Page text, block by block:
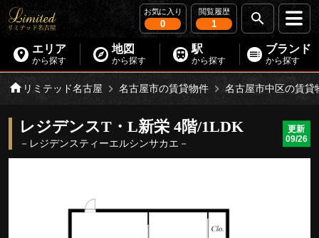
お気に入り
0
閲覧履歴
1
エリア
から探す
地図
から探す
駅
から探す
ブランド
から探す
リミテッド名古屋 名古屋市の賃貸物件 名古屋市中区の賃貸
レジデンスT・L新栄 4階/1LDK
－レジデンスティーエルシンサカエ－
更新
09/26